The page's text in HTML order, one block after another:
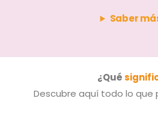
Saber
¿Qué
Descubre aquí todo lo que